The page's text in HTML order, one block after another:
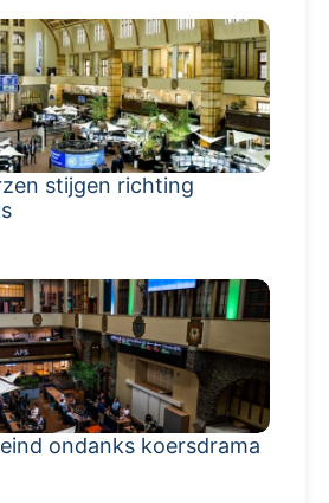
stijgen richting
ondanks koersdrama